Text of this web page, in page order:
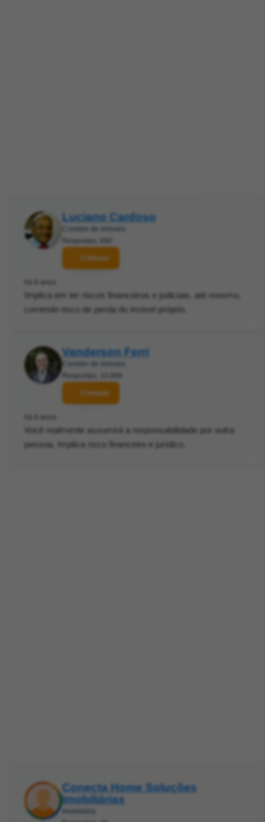
Luciano Cardoso
Corretor de imóveis
Respostas: 890
Contatar
há 6 anos
Implica em ter riscos financeiros e judiciais, até mesmo,
correndo risco de perda do imóvel próprio.
Vanderson Ferri
Corretor de imóveis
Respostas: 10.068
Contatar
há 6 anos
Você realmente assumirá a responsabilidade por outra
pessoa. Implica risco financeiro e jurídico.
Conecta Home Soluções
Imobiliárias
Imobiliária